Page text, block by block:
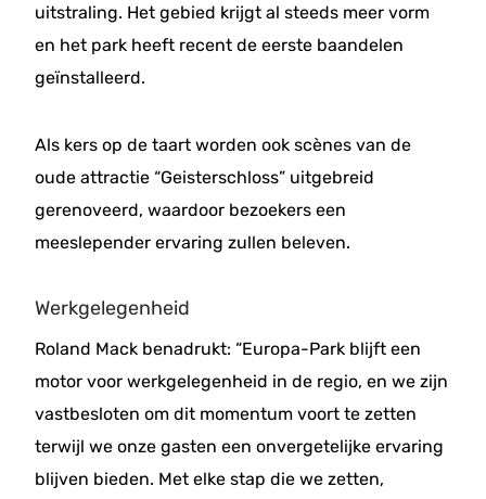
uitstraling. Het gebied krijgt al steeds meer vorm
en het park heeft recent de eerste baandelen
geïnstalleerd.
Als kers op de taart worden ook scènes van de
oude attractie “Geisterschloss” uitgebreid
gerenoveerd, waardoor bezoekers een
meeslepender ervaring zullen beleven.
Werkgelegenheid
Roland Mack benadrukt: “Europa-Park blijft een
motor voor werkgelegenheid in de regio, en we zijn
vastbesloten om dit momentum voort te zetten
terwijl we onze gasten een onvergetelijke ervaring
blijven bieden. Met elke stap die we zetten,